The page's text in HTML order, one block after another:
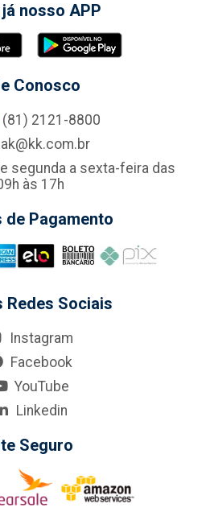
nosso APP
Conosco
(81) 2121-8800
segunda a sexta-feira das
às 17h
de Pagamento
Redes Sociais
Instagram
Facebook
YouTube
Linkedin
Seguro